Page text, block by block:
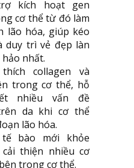
kích hoạt gen
cơ thể từ đó làm
lão hóa, giúp kéo
duy trì vẻ đẹp làn
hảo nhất.
collagen và
trong cơ thể, hỗ
nhiều vấn đề
da khi cơ thể
lão hóa.
bào mới khỏe
thiện nhiều cơ
trong cơ thể.